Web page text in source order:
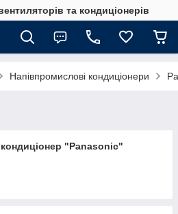
та кондиціонерів
Напівпромислові кондиціонери
"Panasonic"